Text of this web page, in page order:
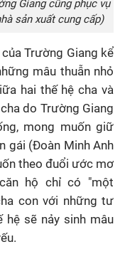
Giang cũng phục vụ
sản xuất cung cấp)
Trường Giang kể
mâu thuẫn nhỏ
hai thế hệ cha và
do Trường Giang
mong muốn giữ
gái (Đoàn Minh Anh
theo đuổi ước mơ
hộ chỉ có "một
con với những tư
hệ sẽ nảy sinh mâu